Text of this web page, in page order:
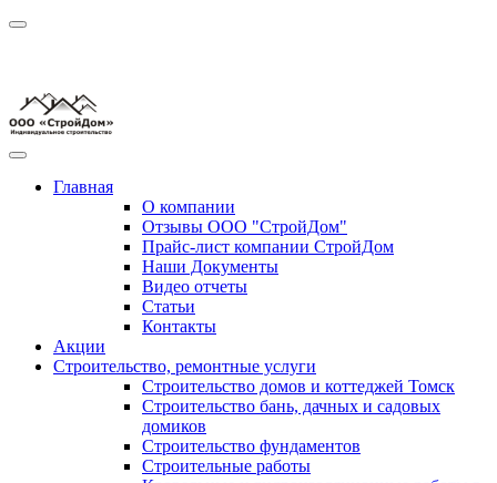
Главная
О компании
Отзывы ООО "СтройДом"
Прайс-лист компании СтройДом
Наши Документы
Видео отчеты
Статьи
Контакты
Акции
Строительство, ремонтные услуги
Строительство домов и коттеджей Томск
Строительство бань, дачных и садовых
домиков
Строительство фундаментов
Строительные работы